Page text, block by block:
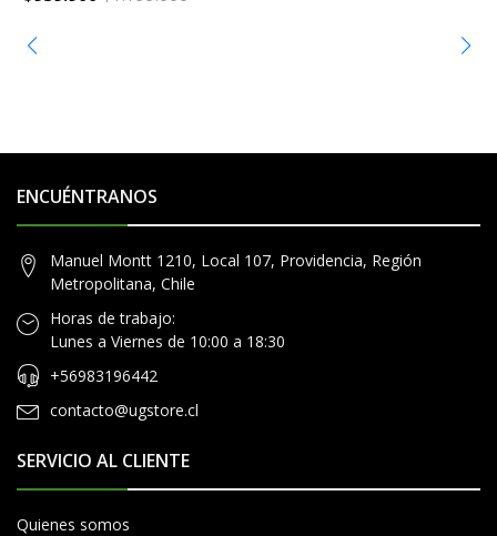
ENCUÉNTRANOS
Manuel Montt 1210, Local 107, Providencia, Región
Metropolitana, Chile
Horas de trabajo:
Lunes a Viernes de 10:00 a 18:30
+56983196442
contacto@ugstore.cl
SERVICIO AL CLIENTE
Quienes somos